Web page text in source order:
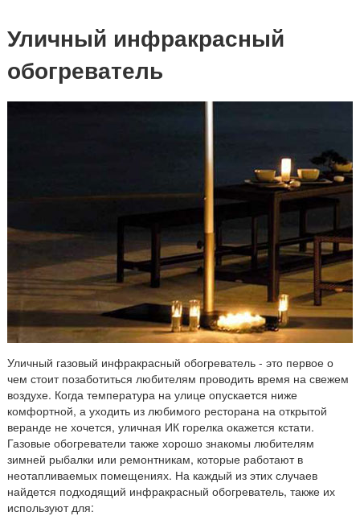
Уличный инфракрасный
обогреватель
Уличный газовый инфракрасный обогреватель - это первое о
чем стоит позаботиться любителям проводить время на свежем
воздухе. Когда температура на улице опускается ниже
комфортной, а уходить из любимого ресторана на открытой
веранде не хочется, уличная ИК горелка окажется кстати.
Газовые обогреватели также хорошо знакомы любителям
зимней рыбалки или ремонтникам, которые работают в
неотапливаемых помещениях. На каждый из этих случаев
найдется подходящий инфракрасный обогреватель, также их
используют для: